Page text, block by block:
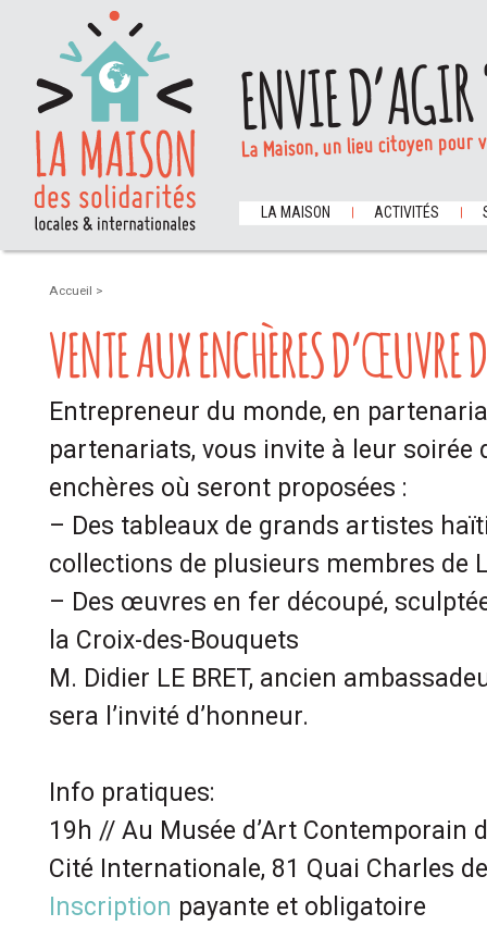
ENVIE
La Maison, un lieu citoyen
LA MAISON ACTIVITÉS
Accueil >
VENTE AUX ENCHÈRES D’ŒUVRE
Entrepreneur du monde, en
partenariats, vous invite à leur soirée
enchères où seront proposées :
– Des tableaux de grands artistes
collections de plusieurs membres de
– Des œuvres en fer découpé,
la Croix-des-Bouquets
M. Didier LE BRET, ancien
sera l’invité d’honneur.
Info pratiques:
19h // Au Musée d’Art Contemporain
Cité Internationale, 81 Quai Charles
Inscription payante et obligatoire